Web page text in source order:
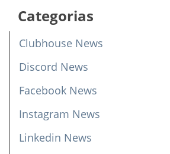
Categorias
Clubhouse News
Discord News
Facebook News
Instagram News
Linkedin News